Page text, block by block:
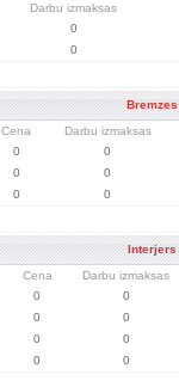
Darbu izmaksas
0
0
Bremzes
Cena Darbu izmaksas
0 0
0 0
0 0
Interjers
Cena Darbu izmaksas
0 0
0 0
0 0
0 0